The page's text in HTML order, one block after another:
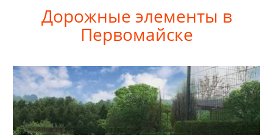
Дорожные элементы в
Первомайске